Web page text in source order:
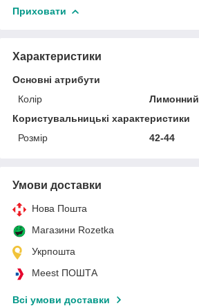
Приховати
Характеристики
Основні атрибути
Колір
Лимонний
Користувальницькі характеристики
Розмір
42-44
Умови доставки
Нова Пошта
Магазини Rozetka
Укрпошта
Meest ПОШТА
Всі умови доставки